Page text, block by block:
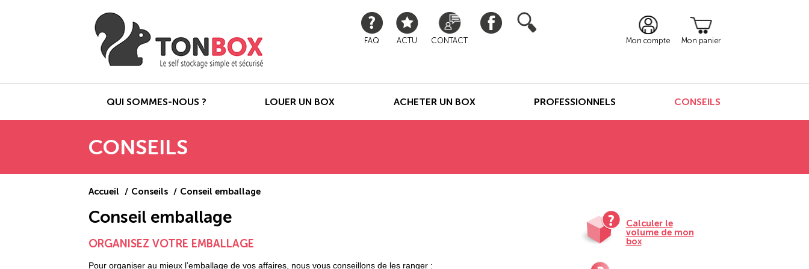
CONSEILS
Accueil Conseils Conseil emballage
Conseil emballage
ORGANISEZ VOTRE EMBALLAGE
Pour organiser au mieux l’emballage de vos affaires, nous vous conseillons de les ranger :
Calculer le
volume de mon
box
QUI SOMMES-NOUS ? LOUER UN BOX ACHETER UN BOX PROFESSIONNELS CONSEILS
FAQ ACTU CONTACT Mon compte Mon panier